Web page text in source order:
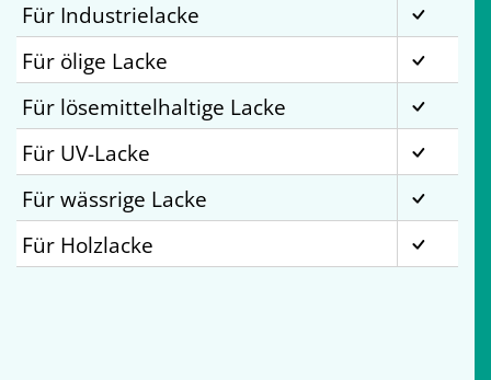
Für Industrielacke
Für ölige Lacke
Für lösemittelhaltige Lacke
Für UV-Lacke
Für wässrige Lacke
Für Holzlacke